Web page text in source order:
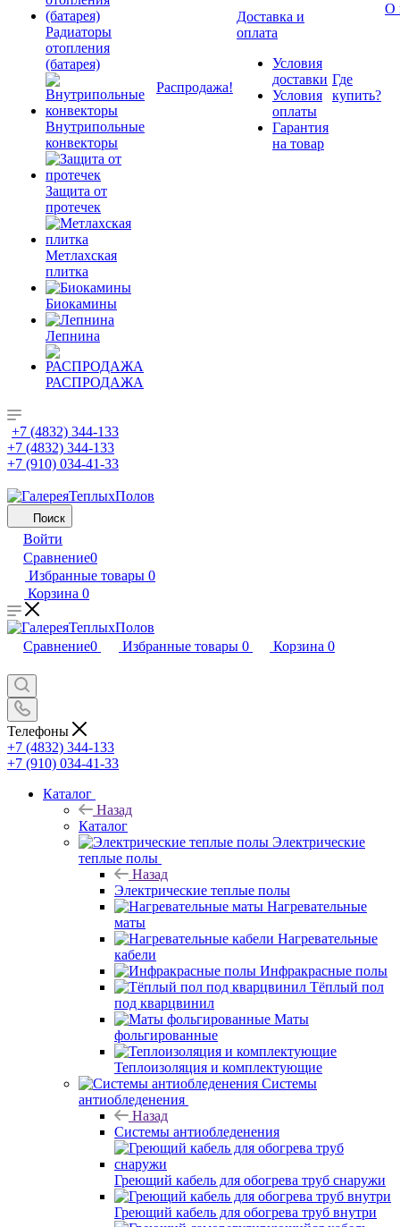
Радиаторы
отопления
(батарея)
Внутрипольные
конвекторы
Защита от
протечек
Метлахская
плитка
Биокамины
Лепнина
РАСПРОДАЖА
Распродажа!
Доставка и
оплата
Условия
доставки
Условия
оплаты
Гарантия
на товар
Где
купить?
О
+7 (4832) 344-133
+7 (4832) 344-133
+7 (910) 034-41-33
Поиск
Войти
Сравнение0
Избранные товары 0
Корзина 0
Сравнение0 Избранные товары 0 Корзина 0
Телефоны
+7 (4832) 344-133
+7 (910) 034-41-33
Каталог
Назад
Каталог
Электрические
теплые полы
Назад
Электрические теплые полы
Нагревательные
маты
Нагревательные
кабели
Инфракрасные полы
Тёплый пол
под кварцвинил
Маты
фольгированные
Теплоизоляция и комплектующие
Системы
антиобледенения
Назад
Системы антиобледенения
Греющий кабель для обогрева труб снаружи
Греющий кабель для обогрева труб внутри